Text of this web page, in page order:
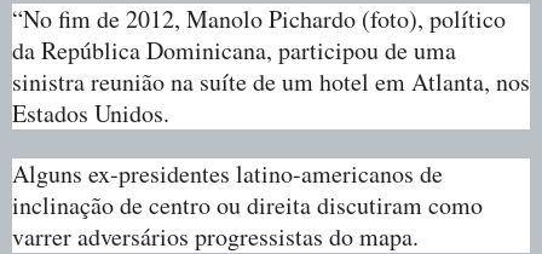
“No fim de 2012, Manolo Pichardo (foto), político
da República Dominicana, participou de uma
sinistra reunião na suíte de um hotel em Atlanta, nos
Estados Unidos.
Alguns ex-presidentes latino-americanos de
inclinação de centro ou direita discutiram como
varrer adversários progressistas do mapa.